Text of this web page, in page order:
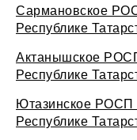
Сармановское
Республике
Актанышское
Республике
Ютазинское
Республике